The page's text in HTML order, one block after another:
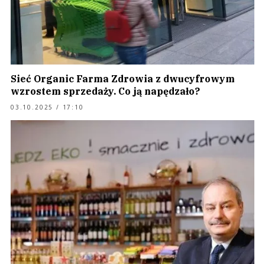
Sieć Organic Farma Zdrowia z dwucyfrowym
wzrostem sprzedaży. Co ją napędzało?
03.10.2025 / 17:10